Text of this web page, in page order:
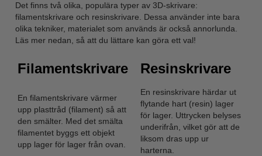
Det finns två olika, populära typer av 3D-skrivare:
filamentskrivare och resinskrivare. Dessa använder inte bara
olika tekniker, materialet som används är också annorlunda.
Läs mer nedan, så att du lättare kan göra ett val!
Filamentskrivare Resinskrivare
En filamentskrivare värmer
upp plasttråd (filament) så att
den smälter. Med det smälta
filamentet byggs ett objekt
upp lager för lager från ovan.
En resinskrivare härdar ut
flytande hart (resin) lager
för lager. Uttrycken belyses
underifrån, vilket gör att de
liksom dras upp ur
harterna.